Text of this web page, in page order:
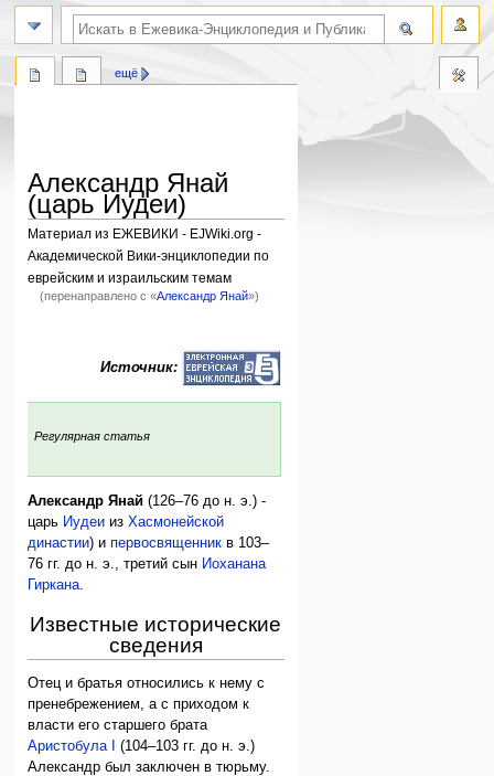
Александр Янай
(царь Иудеи)
Материал из ЕЖЕВИКИ - EJWiki.org -
Академической Вики-энциклопедии по
еврейским и израильским темам
(перенаправлено с «Александр Янай»)
Источник:
Регулярная статья
Александр Янай (126–76 до н. э.) -
царь Иудеи изХасмонейской
династии) ипервосвященник в 103–
76 гг. до н. э., третий сын Иоханана
Гиркана.
Известные исторические
сведения
Отец и братья относились к нему с
пренебрежением, а с приходом к
власти его старшего брата
Аристобула I
(104–103 гг. до н. э.)
Александр был заключен в тюрьму.
ещё
поиск по словам